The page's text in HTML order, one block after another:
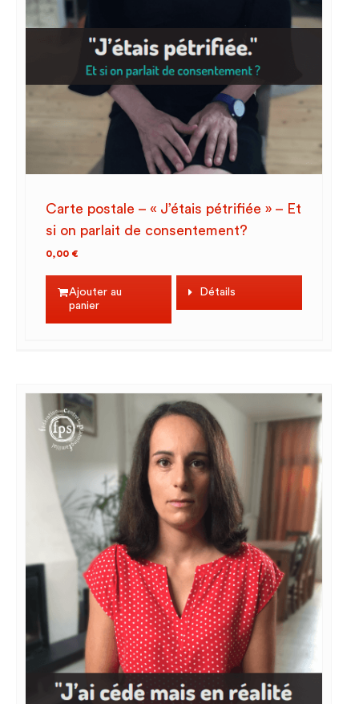
Carte postale – « J’étais pétrifiée » – Et
si on parlait de consentement?
0,00 €
Ajouter au
panier
Détails